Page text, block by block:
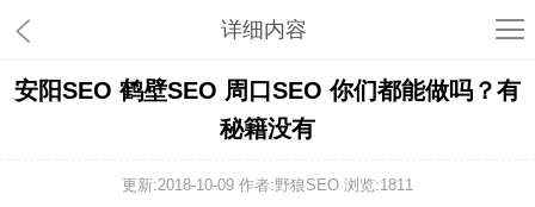
详细内容
安阳SEO 鹤壁SEO 周口SEO 你们都能做吗？有
秘籍没有
更新:2018-10-09 作者:野狼SEO 浏览:1811